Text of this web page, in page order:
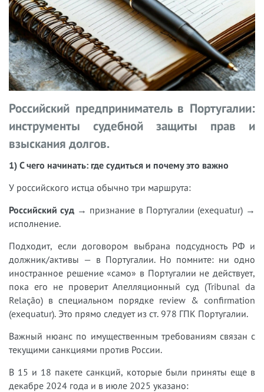
Российский предприниматель в Португалии:
инструменты судебной защиты прав и
взыскания долгов.
1) С чего начинать: где судиться и почему это важно
У российского истца обычно три маршрута:
Российский суд → признание в Португалии (exequatur) →
исполнение.
Подходит, если договором выбрана подсудность РФ и
должник/активы — в Португалии. Но помните: ни одно
иностранное решение «само» в Португалии не действует,
пока его не проверит Апелляционный суд (Tribunal da
Relação) в специальном порядке review & confirmation
(exequatur). Это прямо следует из ст. 978 ГПК Португалии.
Важный нюанс по имущественным требованиям связан с
текущими санкциями против России.
В 15 и 18 пакете санкций, которые были приняты еще в
декабре 2024 года и в июле 2025 указано: